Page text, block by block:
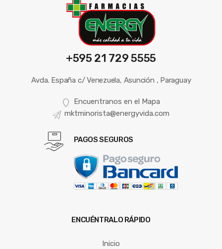
+595 21 729 5555
Avda. España c/ Venezuela, Asunción , Paraguay
Encuentranos en el Mapa
mktminorista@energyvida.com
PAGOS SEGUROS
ENCUÉNTRALO RÁPIDO
Inicio